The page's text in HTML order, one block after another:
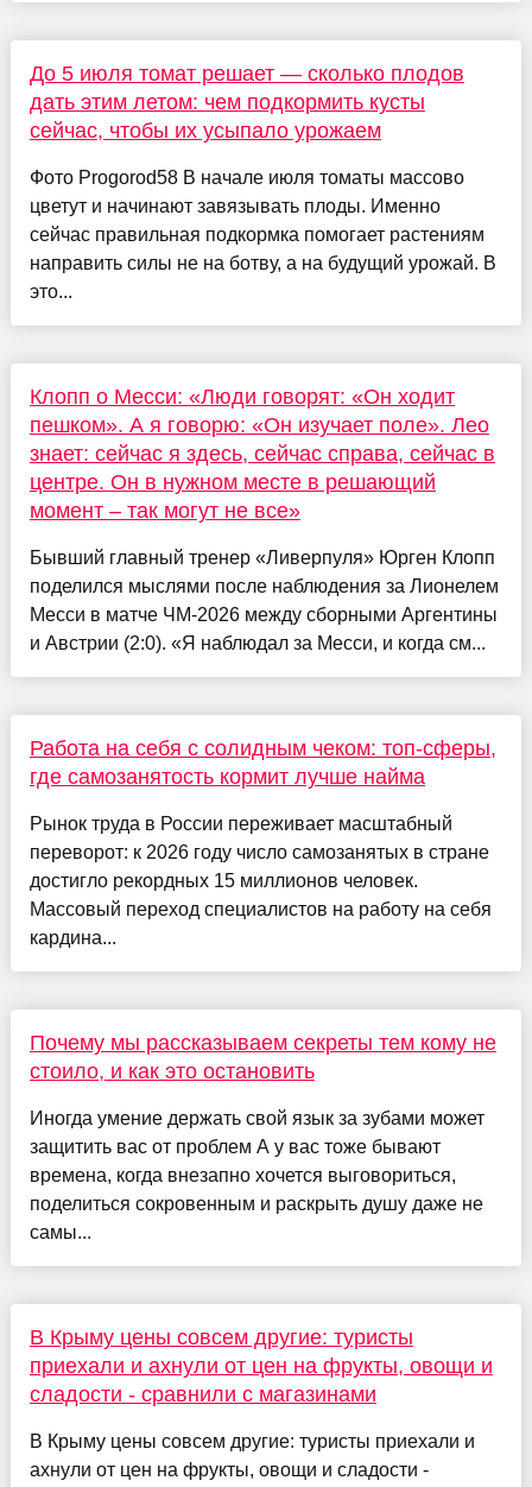
До 5 июля томат решает — сколько плодов
дать этим летом: чем подкормить кусты
сейчас, чтобы их усыпало урожаем
Фото Progorod58 В начале июля томаты массово
цветут и начинают завязывать плоды. Именно
сейчас правильная подкормка помогает растениям
направить силы не на ботву, а на будущий урожай. В
это...
Клопп о Месси: «Люди говорят: «Он ходит
пешком». А я говорю: «Он изучает поле». Лео
знает: сейчас я здесь, сейчас справа, сейчас в
центре. Он в нужном месте в решающий
момент – так могут не все»
Бывший главный тренер «Ливерпуля» Юрген Клопп
поделился мыслями после наблюдения за Лионелем
Месси в матче ЧМ-2026 между сборными Аргентины
и Австрии (2:0). «Я наблюдал за Месси, и когда см...
Работа на себя с солидным чеком: топ-сферы,
где самозанятость кормит лучше найма
Рынок труда в России переживает масштабный
переворот: к 2026 году число самозанятых в стране
достигло рекордных 15 миллионов человек.
Массовый переход специалистов на работу на себя
кардина...
Почему мы рассказываем секреты тем кому не
стоило, и как это остановить
Иногда умение держать свой язык за зубами может
защитить вас от проблем А у вас тоже бывают
времена, когда внезапно хочется выговориться,
поделиться сокровенным и раскрыть душу даже не
самы...
В Крыму цены совсем другие: туристы
приехали и ахнули от цен на фрукты, овощи и
сладости - сравнили с магазинами
В Крыму цены совсем другие: туристы приехали и
ахнули от цен на фрукты, овощи и сладости -